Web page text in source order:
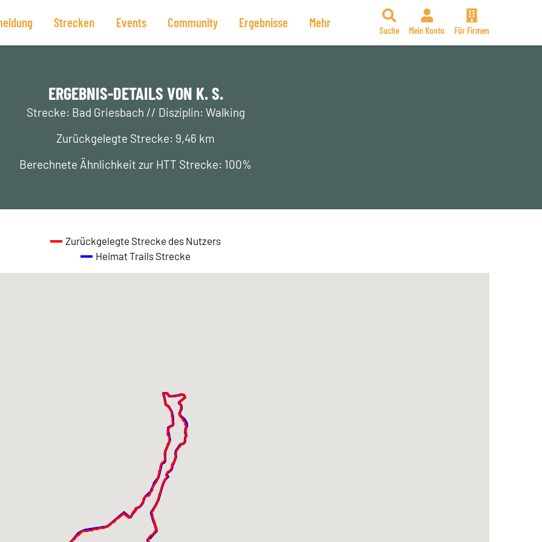
Strecken Events Community Ergebnisse Mehr
Suche Mein Konto Für Firmen
ERGEBNIS-DETAILS VON K. S.
Strecke: Bad Griesbach // Disziplin: Walking
Zurückgelegte Strecke: 9,46 km
Berechnete Ähnlichkeit zur HTT Strecke: 100%
Zurückgelegte Strecke des Nutzers
Heimat Trails Strecke